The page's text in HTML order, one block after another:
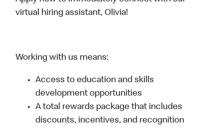
virtual hiring assistant, Olivia!
Working with us means:
Access to education and skills
development opportunities
A total rewards package that includes
discounts, incentives, and recognition